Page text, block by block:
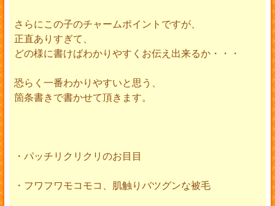
さらにこの子のチャームポイントですが、
正直ありすぎて、
どの様に書けばわかりやすくお伝え出来るか・・・
恐らく一番わかりやすいと思う、
箇条書きで書かせて頂きます。
・パッチリクリクリのお目目
・フワフワモコモコ、肌触りバツグンな被毛